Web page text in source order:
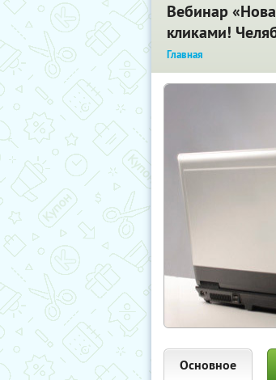
Вебинар
кликами!
Главная
Основное